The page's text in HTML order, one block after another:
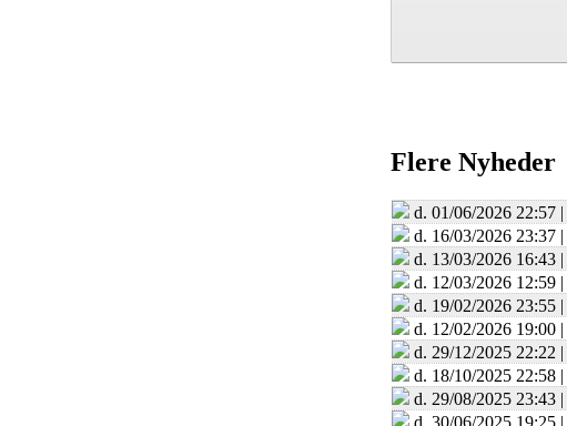
Flere Nyheder
d. 01/06/2026 22:57 |
d. 16/03/2026 23:37 |
d. 13/03/2026 16:43 |
d. 12/03/2026 12:59 |
d. 19/02/2026 23:55 |
d. 12/02/2026 19:00 |
d. 29/12/2025 22:22 |
d. 18/10/2025 22:58 |
d. 29/08/2025 23:43 |
d. 30/06/2025 19:25 |